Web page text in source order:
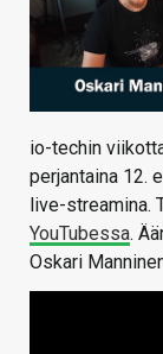
HAKU
io-techin
perjantaina 12.
live-streamina.
YouTubessa.
Oskari